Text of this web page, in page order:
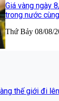
Giá vàng ngày
trong nước
Thứ Bảy 08/08/
thế giới đi